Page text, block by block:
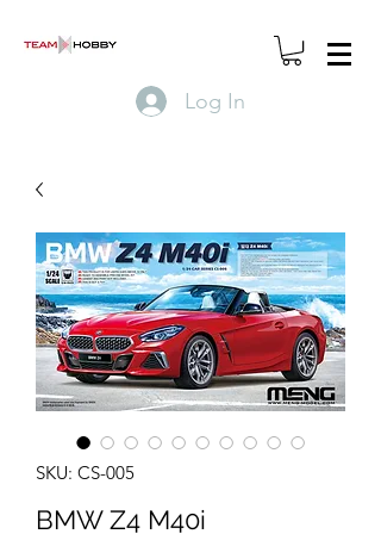
Log In
SKU: CS-005
BMW Z4 M40i